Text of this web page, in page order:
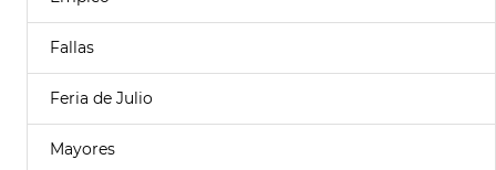
Fallas
Feria de Julio
Mayores